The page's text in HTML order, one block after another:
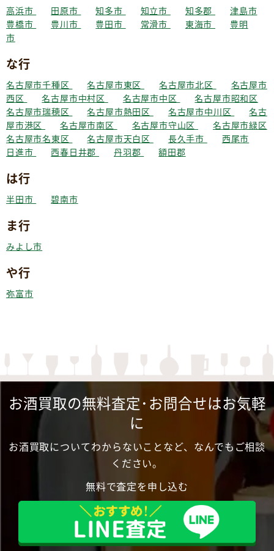
高浜市 田原市 知多市 知立市 知多郡
津島市
豊橋市
豊川市 豊田市 常滑市 東海市
豊明
市
な行
名古屋市千種区 名古屋市東区 名古屋市北区
名古屋市
西区
名古屋市中村区 名古屋市中区
名古屋市昭和区
名古屋市瑞穂区
名古屋市熱田区 名古屋市中川区
名古
屋市港区
名古屋市南区 名古屋市守山区
名古屋市緑区
名古屋市名東区
名古屋市天白区 長久手市
西尾市
日進市
西春日井郡 丹羽郡 額田郡
は行
半田市 碧南市
ま行
みよし市
や行
弥富市
お酒買取の無料査定･お問合せはお気軽
に
お酒買取についてわからないことなど、なんでもご相談
ください。
無料で査定を申し込む